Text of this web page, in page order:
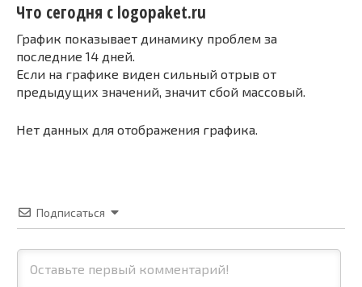
Что сегодня с logopaket.ru
График показывает динамику проблем за
последние 14 дней.
Если на графике виден сильный отрыв от
предыдущих значений, значит сбой массовый.
Нет данных для отображения графика.
Подписаться